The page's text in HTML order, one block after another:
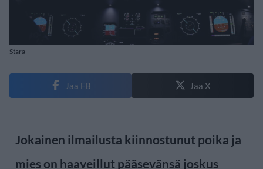
Stara
Jaa FB Jaa X
Jokainen ilmailusta kiinnostunut poika ja
mies on haaveillut pääsevänsä joskus